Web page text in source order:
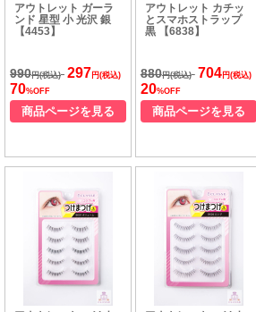
アウトレット ガーラ
ンド 星型 小 光沢 銀
【4453】
990円(税込) 297 円(税込)
70%OFF
商品ページを見る
アウトレット カチッ
とスマホストラップ
黒 【6838】
880円(税込) 704円(税込)
20%OFF
商品ページを見る